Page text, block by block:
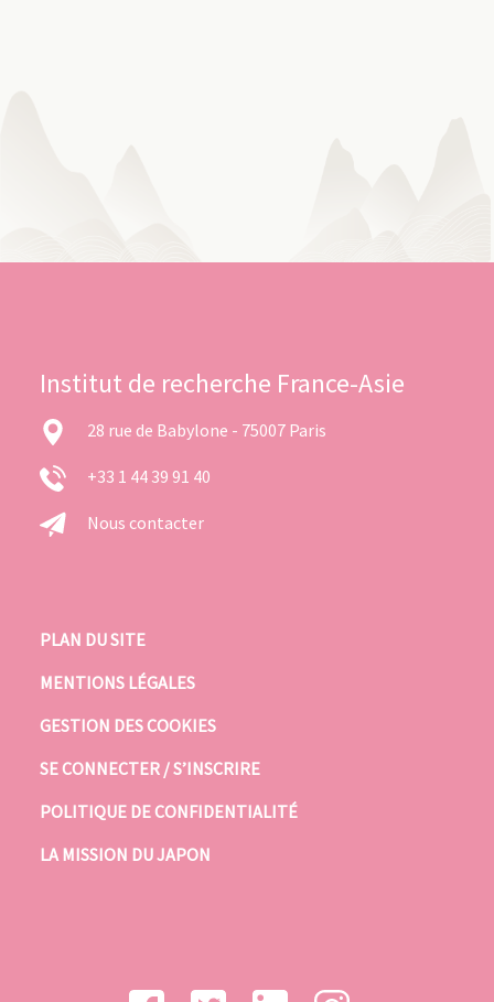
Institut de recherche France-Asie
28 rue de Babylone - 75007 Paris
+33 1 44 39 91 40
Nous contacter
PLAN DU SITE
MENTIONS LÉGALES
GESTION DES COOKIES
SE CONNECTER / S’INSCRIRE
POLITIQUE DE CONFIDENTIALITÉ
LA MISSION DU JAPON